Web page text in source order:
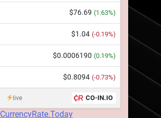
$76.69 (1.63%)
$1.04 (-0.19%)
$0.0006190 (0.19%)
$0.8094 (-0.73%)
live CO-IN.IO
CurrencyRate.Today
puțin de 24 de ore
Banii digitali și arhitectura
asupra banilor în era
WhiteBIT și FC Barcelona
semnează un acord pe
cinci ani pentru a stimula
implicarea fanilor și
STIRI